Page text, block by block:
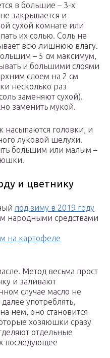
в большие – 3-х
закрывается и
сухой комнате или
их солью. Соль не
всю лишнюю влагу.
– 5 см максимум,
и большими слоями
слоем на 2 см
несколько раз
заменяют сухой).
заменить мукой.
головки, и
луковой шелухи.
большим или малым –
и цветнику
под зиму в 2019 году
народными средствами
на картофеле
Метод весьма прост
и заливают
случае масло не
употреблять,
нем, оно становится
хозяюшки сразу
отдельные
последующее